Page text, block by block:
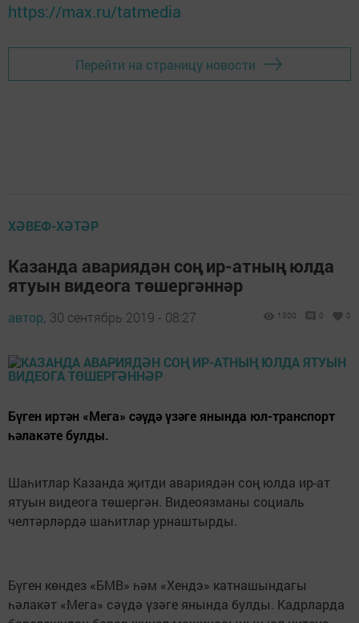
https://max.ru/tatmedia
Перейти на страницу новости
ХӘВЕФ-ХӘТӘР
Казанда авариядән соң ир-атның юлда
ятуын видеога төшергәннәр
автор, 30 сентябрь 2019 - 08:27 1300 0 0
Бүген иртән «Мега» сәүдә үзәге янында юл-транспорт
һәлакәте булды.
Шаһитлар Казанда җитди авариядән соң юлда ир-ат
ятуын видеога төшергән. Видеоязманы социаль
челтәрләрдә шаһитлар урнаштырды.
Бүген көндез «БМВ» һәм «Хендэ» катнашындагы
һәлакәт «Мега» сәүдә үзәге янында булды. Кадрларда